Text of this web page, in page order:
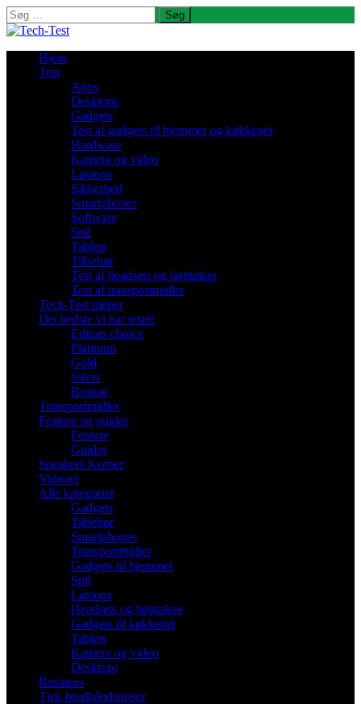
Søg
efter:
Hjem
Test
Apps
Desktops
Gadgets
Test af gadgets til hjemmet og køkkenet
Hardware
Kamera og video
Laptops
Sikkerhed
Smartphones
Software
Spil
Tablets
Tilbehør
Test af headsets og højttalere
Test af transportmidler
Tech-Test mener
Det bedste vi har testet
Editors choice
Platinum
Gold
Silver
Bronze
Transportmidler
Feature og guides
Feature
Guides
Speakers Korner
Videoer
Alle kategorier
Gadgets
Tilbehør
Smartphones
Transportmidler
Gadgets til hjemmet
Spil
Laptops
Headsets og højttalere
Gadgets til køkkenet
Tablets
Kamera og video
Desktops
Business
Tjek bredbåndspriser